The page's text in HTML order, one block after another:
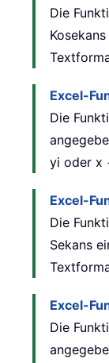
Die
Excel-
Die
yi oder x
Excel-
Die
Sekans
Excel-
Die